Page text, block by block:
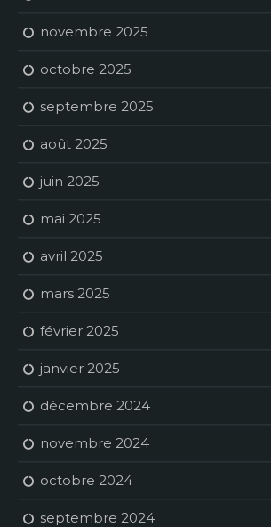
novembre 2025
octobre 2025
septembre 2025
août 2025
juin 2025
mai 2025
avril 2025
mars 2025
février 2025
janvier 2025
décembre 2024
novembre 2024
octobre 2024
septembre 2024